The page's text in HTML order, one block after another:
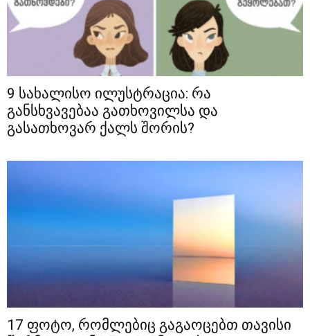
9 სახალისო ილუსტრაცია: რა
განსხვავებაა გათხოვილსა და
გასათხოვარ ქალს შორის?
17 ფოტო, რომლებიც გაგაოცებთ თავისი